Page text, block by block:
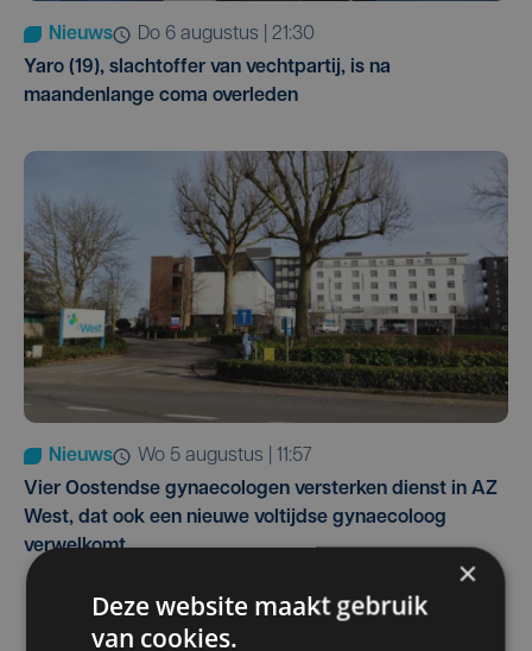
Nieuws
do 6 augustus | 21:30
Yaro (19), slachtoffer van vechtpartij, is na
maandenlange coma overleden
Nieuws
wo 5 augustus | 11:57
Vier Oostendse gynaecologen versterken dienst in AZ
West, dat ook een nieuwe voltijdse gynaecoloog
verwelkomt
×
Deze website maakt gebruik
van cookies.